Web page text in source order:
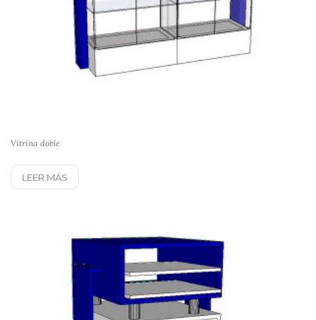
Vitrina doble
LEER MÁS